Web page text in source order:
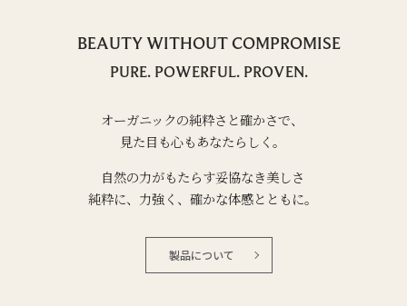
BEAUTY WITHOUT COMPROMISE
PURE. POWERFUL. PROVEN.
オーガニックの純粋さと確かさで、
見た目も心もあなたらしく。
自然の力がもたらす妥協なき美しさ
純粋に、力強く、確かな体感とともに。
製品について